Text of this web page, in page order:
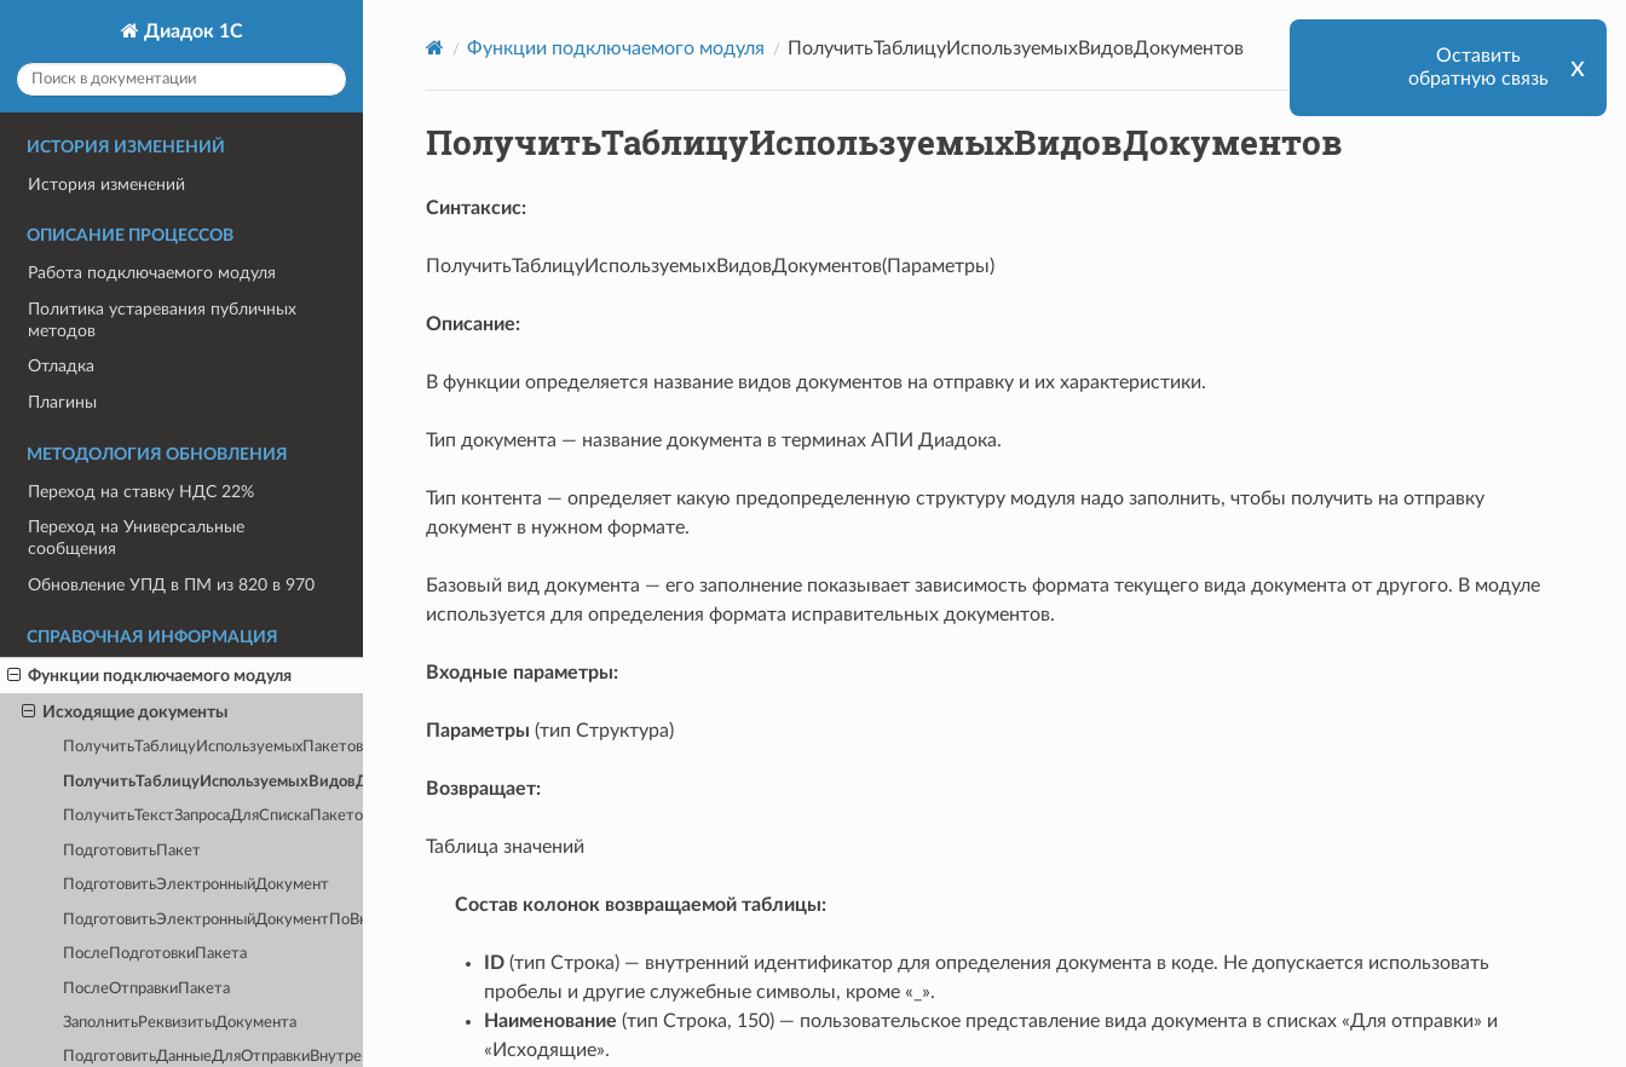
Диадок 1С
ИСТОРИЯ ИЗМЕНЕНИЙ
История изменений
ОПИСАНИЕ ПРОЦЕССОВ
Работа подключаемого модуля
Политика устаревания публичных
методов
Отладка
Плагины
МЕТОДОЛОГИЯ ОБНОВЛЕНИЯ
Переход на ставку НДС 22%
Переход на Универсальные
сообщения
Обновление УПД в ПМ из 820 в 970
СПРАВОЧНАЯ ИНФОРМАЦИЯ
Функции подключаемого модуля
Исходящие документы
ПолучитьТаблицуИспользуемыхПакетов
ПолучитьТаблицуИспользуемыхВидовДокументов
ПолучитьТекстЗапросаДляСпискаПакетовНаОтправкуПоМассивуВидовПакетов
ПодготовитьПакет
ПодготовитьЭлектронныйДокумент
ПодготовитьЭлектронныйДокументПоВнешнейПечатнойФорме
ПослеПодготовкиПакета
ПослеОтправкиПакета
ЗаполнитьРеквизитыДокумента
ПодготовитьДанныеДляОтправкиВнутреннихДокументов
Функции подключаемого модуля ПолучитьТаблицуИспользуемыхВидовДокументов
ПолучитьТаблицуИспользуемыхВидовДокументов
Синтаксис:
ПолучитьТаблицуИспользуемыхВидовДокументов(Параметры)
Описание:
В функции определяется название видов документов на отправку и их характеристики.
Тип документа — название документа в терминах АПИ Диадока.
Тип контента — определяет какую предопределенную структуру модуля надо заполнить, чтобы получить на отправку
документ в нужном формате.
Базовый вид документа — его заполнение показывает зависимость формата текущего вида документа от другого. В модуле
используется для определения формата исправительных документов.
Входные параметры:
Параметры (тип Структура)
Возвращает:
Таблица значений
Состав колонок возвращаемой таблицы:
ID(тип Строка) — внутренний идентификатор для определения документа в коде. Не допускается использовать
пробелы и другие служебные символы, кроме «_».
Наименование (тип Строка, 150) — пользовательское представление вида документа в списках «Для отправки» и
«Исходящие».
Оставить
обратную связь
х